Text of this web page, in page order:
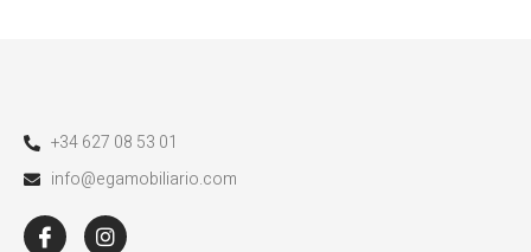
+34 627 08 53 01
info@egamobiliario.com